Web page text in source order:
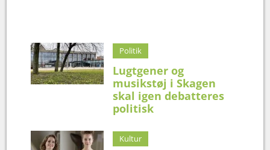
Politik
Lugtgener og
musikstøj i Skagen
skal igen debatteres
politisk
Kultur